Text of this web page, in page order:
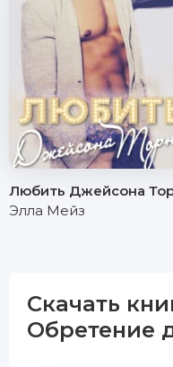
Любить Джейсона
Элла Мейз
Скачать
Обретение